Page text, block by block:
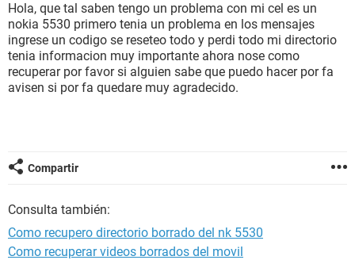
Hola, que tal saben tengo un problema con mi cel es un
nokia 5530 primero tenia un problema en los mensajes
ingrese un codigo se reseteo todo y perdi todo mi directorio
tenia informacion muy importante ahora nose como
recuperar por favor si alguien sabe que puedo hacer por fa
avisen si por fa quedare muy agradecido.
Compartir
Consulta también:
Como recupero directorio borrado del nk 5530
Como recuperar videos borrados del movil